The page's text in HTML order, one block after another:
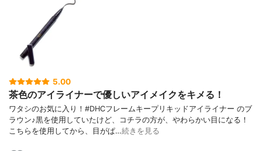
5.00
茶色のアイライナーで優しいアイメイクをキメる！
ワタシのお気に入り！#DHCフレームキープリキッドアイライナー のブ
ラウン♪黒を使用していたけど、コチラの方が、やわらかい目になる！
こちらを使用してから、目がぱ…続きを見る